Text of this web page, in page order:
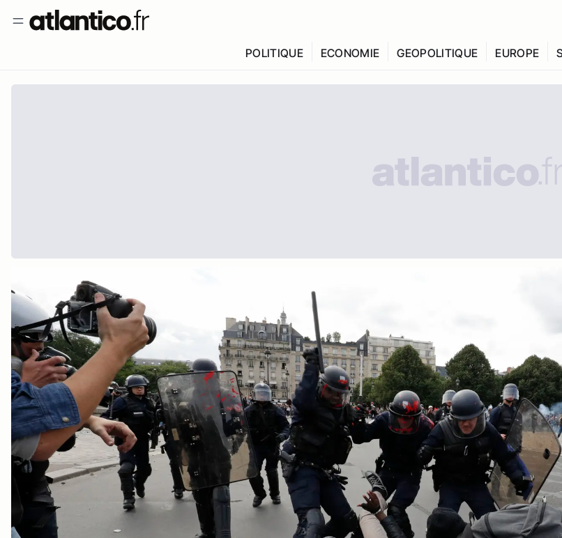
POLITIQUE ECONOMIE GEOPOLITIQUE EUROPE